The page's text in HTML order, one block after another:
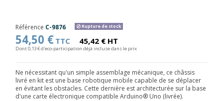
Référence C-9876 Rupture de stock
54,50 € TTC 45,42 € HT
Dont 0,13 € d'eco-participation déjà incluse dans le prix
Ne nécessitant qu'un simple assemblage mécanique, ce châssis
livré en kit est une base robotique mobile capable de se déplacer
en évitant les obstacles. Cette dernière est architecturée sur la base
d'une carte électronique compatible Arduino® Uno (livrée).